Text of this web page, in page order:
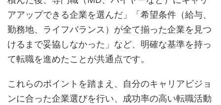
アアップできる企業を選んだ」「希望条件（給与、
勤務地、ライフバランス）が全て揃った企業を見つ
けるまで妥協しなかった」など、明確な基準を持っ
て転職を進めたことが共通点です。
これらのポイントを踏まえ、自分のキャリアビジョ
ンに合った企業選びを行い、成功率の高い転職活動